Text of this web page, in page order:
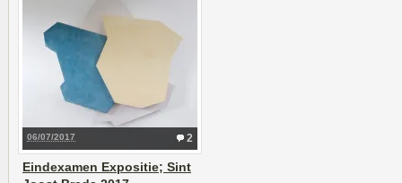
2
06/07/2017
Eindexamen Expositie; Sint